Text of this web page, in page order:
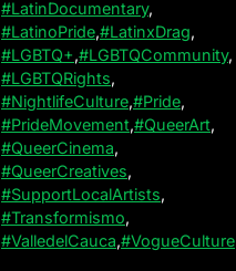
#LatinDocumentary,
#LatinoPride,#LatinxDrag,
#LGBTQ+,#LGBTQCommunity,
#LGBTQRights,
#NightlifeCulture,#Pride,
#PrideMovement,#QueerArt,
#QueerCinema,
#QueerCreatives,
#SupportLocalArtists,
#Transformismo,
#ValledelCauca,#VogueCulture